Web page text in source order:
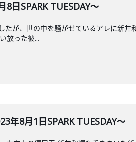
日SPARK TUESDAY～
たが、世の中を騒がせているアレに新
放った彼...
年8月1日SPARK TUESDAY～